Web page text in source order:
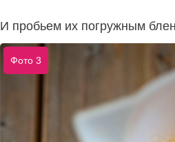
И пробьем их погружным
Фото 3